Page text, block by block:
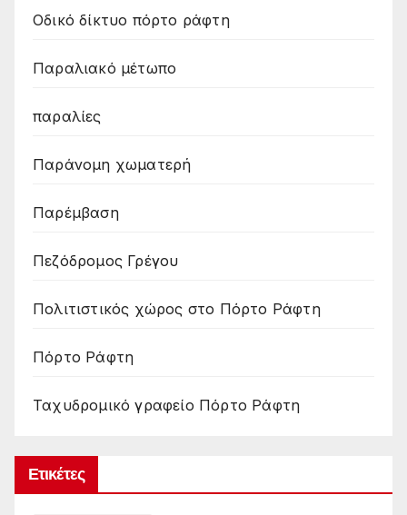
Οδικό δίκτυο πόρτο ράφτη
Παραλιακό μέτωπο
παραλίες
Παράνομη χωματερή
Παρέμβαση
Πεζόδρομος Γρέγου
Πολιτιστικός χώρος στο Πόρτο Ράφτη
Πόρτο Ράφτη
Ταχυδρομικό γραφείο Πόρτο Ράφτη
Ετικέτες